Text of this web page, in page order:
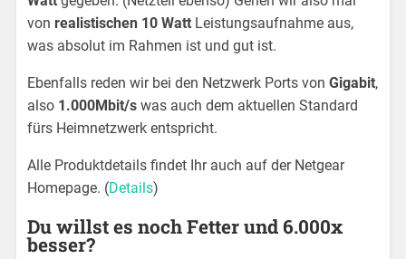
vonrealistischen 10 Watt Leistungsaufnahme aus,
was absolut im Rahmen ist und gut ist.
Ebenfalls reden wir bei den Netzwerk Ports vonGigabit,
also 1.000Mbit/s was auch dem aktuellen Standard
fürs Heimnetzwerk entspricht.
Alle Produktdetails findet Ihr auch auf der Netgear
Homepage. (Details)
Du willst es noch Fetter und 6.000x
besser?